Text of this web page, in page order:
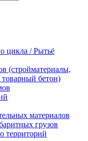
цикла / Рытьё
(стройматериалы,
бетон)
материалов
грузов
территорий